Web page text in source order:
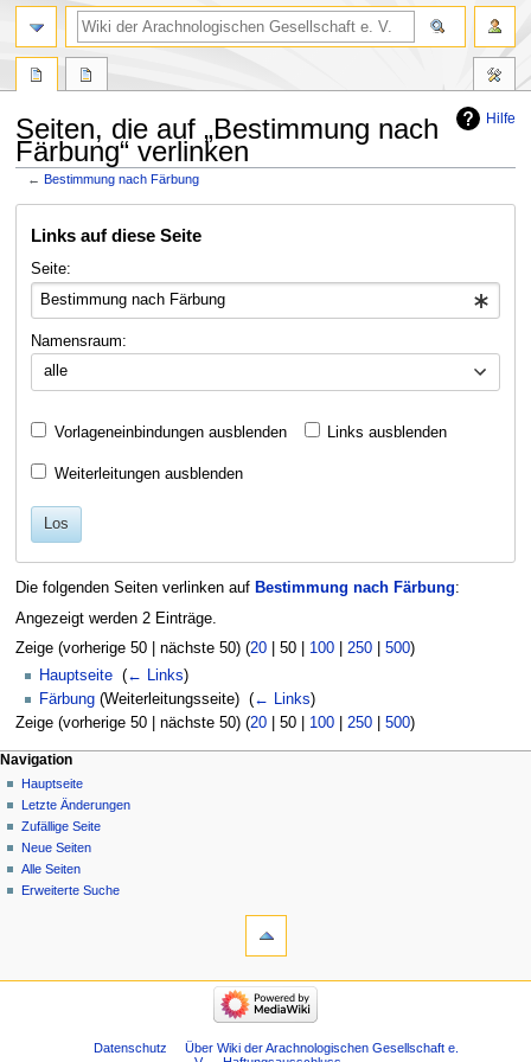
Hilfe
Seiten, die auf „Bestimmung nach
Färbung“ verlinken
←Bestimmung nach Färbung
Navigation
Suche
Links auf diese Seite
Seite:
Namensraum:
alle
Vorlageneinbindungen ausblenden Links ausblenden
Weiterleitungen ausblenden
Los
Die folgenden Seiten verlinken auf Bestimmung nach Färbung:
Angezeigt werden 2 Einträge.
Zeige (vorherige 50| nächste 50) (20| 50| 100| 250| 500)
Hauptseite (← Links)
Färbung (Weiterleitungsseite) ‎ (← Links)
Zeige (vorherige 50| nächste 50) (20| 50| 100| 250| 500)
Navigation
Hauptseite
Letzte Änderungen
Zufällige Seite
Neue Seiten
Alle Seiten
Erweiterte Suche
Datenschutz
Über Wiki der Arachnologischen Gesellschaft e.